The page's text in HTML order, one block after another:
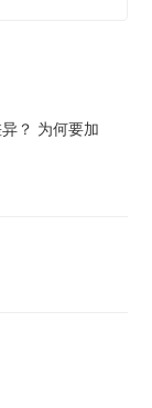
？ 为何要加